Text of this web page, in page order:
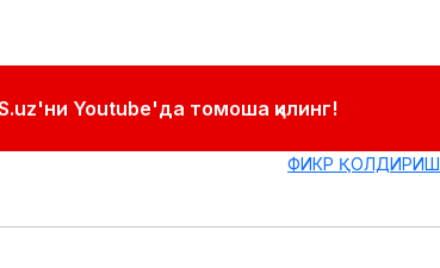
Youtube'да томоша қилинг!
ФИКР ҚОЛДИРИШ